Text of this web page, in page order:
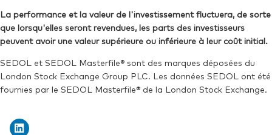
La performance et la valeur de l'investissement fluctuera, de sorte
que lorsqu'elles seront revendues, les parts des investisseurs
peuvent avoir une valeur supérieure ou inférieure à leur coût initial.
SEDOL et SEDOL Masterfile® sont des marques déposées du
London Stock Exchange Group PLC. Les données SEDOL ont été
fournies par le SEDOL Masterfile® de la London Stock Exchange.